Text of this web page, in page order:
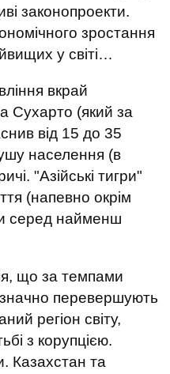
законопроекти.
зростання
у світі…
вкрай
Сухарто (який за
від 15 до 35
населення (в
"Азійські тигри"
(напевно окрім
серед найменш
що за темпами
перевершують
регіон світу,
з корупцією.
Казахстан та